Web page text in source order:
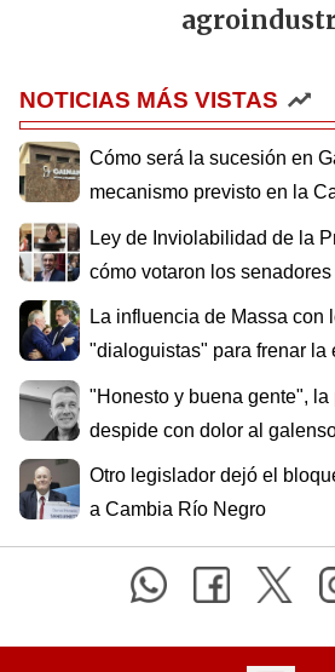
NOTICIAS MÁS VISTAS
Cómo será la sucesión en
mecanismo previsto en la
Ley de Inviolabilidad de la
cómo votaron los
La influencia de Massa con
"dialoguistas" para frenar la
"Honesto y buena gente",
despide con dolor al
Otro legislador dejó el
a Cambia Río Negro